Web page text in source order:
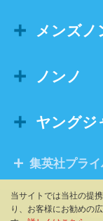
当サイトでは当社の提
り、お客様にお勧めの
メンズノ
ノンノ
ヤングジ
集英社プラ